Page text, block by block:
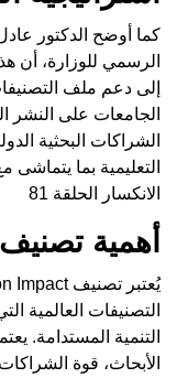
كما أوضح الدكتور
الرسمي للوزارة، أن
إلى دعم ملف
الجامعات على النشر
الشراكات البحثية
التعليمية بما يتماشى
الانكسار الحلقة 81
أهمية تصنيف
التصنيفات العالمية
التنمية المستدامة.
الأبحاث، قوة